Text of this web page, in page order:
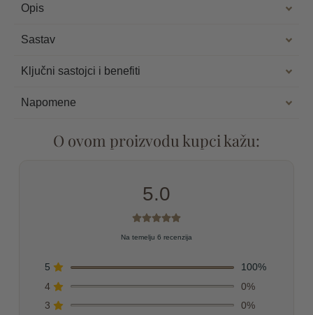
Opis
Sastav
Ključni sastojci i benefiti
Napomene
O ovom proizvodu kupci kažu:
5.0
Na temelju 6 recenzija
5
100%
4
0%
3
0%